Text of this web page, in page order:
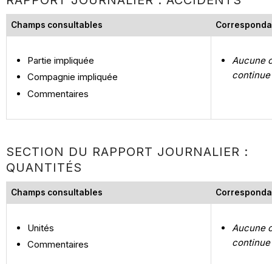
Champs consultables
Partie impliquée
Compagnie impliquée
Commentaires
Aucune
SECTION DU RAPPORT JOURNALIER :
QUANTITÉS
Champs consultables
Unités
Commentaires
Aucune